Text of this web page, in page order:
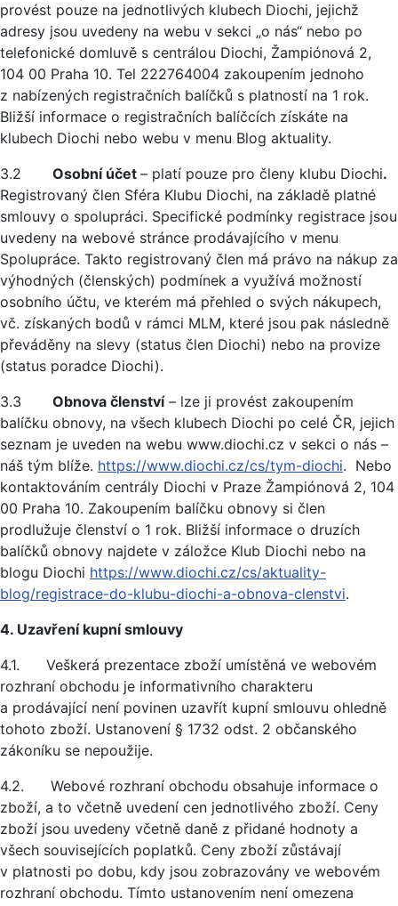
provést pouze na jednotlivých klubech Diochi, jejichž
adresy jsou uvedeny na webu v sekci „o nás“ nebo po
telefonické domluvě s centrálou Diochi, Žampiónová 2,
104 00 Praha 10. Tel 222764004 zakoupením jednoho
z nabízených registračních balíčků s platností na 1 rok.
Bližší informace o registračních balíčcích získáte na
klubech Diochi nebo webu v menu Blog aktuality.
3.2 Osobní účet – platí pouze pro členy klubu Diochi.
Registrovaný člen Sféra Klubu Diochi, na základě platné
smlouvy o spolupráci. Specifické podmínky registrace jsou
uvedeny na webové stránce prodávajícího v menu
Spolupráce. Takto registrovaný člen má právo na nákup za
výhodných (členských) podmínek a využívá možností
osobního účtu, ve kterém má přehled o svých nákupech,
vč. získaných bodů v rámci MLM, které jsou pak následně
převáděny na slevy (status člen Diochi) nebo na provize
(status poradce Diochi).
3.3 Obnova členství– lze ji provést zakoupením
balíčku obnovy, na všech klubech Diochi po celé ČR, jejich
seznam je uveden na webu www.diochi.cz v sekci o nás –
náš tým blíže. https://www.diochi.cz/cs/tym-diochi. Nebo
kontaktováním centrály Diochi v Praze Žampiónová 2, 104
00 Praha 10. Zakoupením balíčku obnovy si člen
prodlužuje členství o 1 rok. Bližší informace o druzích
balíčků obnovy najdete v záložce Klub Diochi nebo na
blogu Diochi https://www.diochi.cz/cs/aktuality-
blog/registrace-do-klubu-diochi-a-obnova-clenstvi.
4. Uzavření kupní smlouvy
4.1. Veškerá prezentace zboží umístěná ve webovém
rozhraní obchodu je informativního charakteru
a prodávající není povinen uzavřít kupní smlouvu ohledně
tohoto zboží. Ustanovení § 1732 odst. 2 občanského
zákoníku se nepoužije.
4.2. Webové rozhraní obchodu obsahuje informace o
zboží, a to včetně uvedení cen jednotlivého zboží. Ceny
zboží jsou uvedeny včetně daně z přidané hodnoty a
všech souvisejících poplatků. Ceny zboží zůstávají
v platnosti po dobu, kdy jsou zobrazovány ve webovém
rozhraní obchodu. Tímto ustanovením není omezena